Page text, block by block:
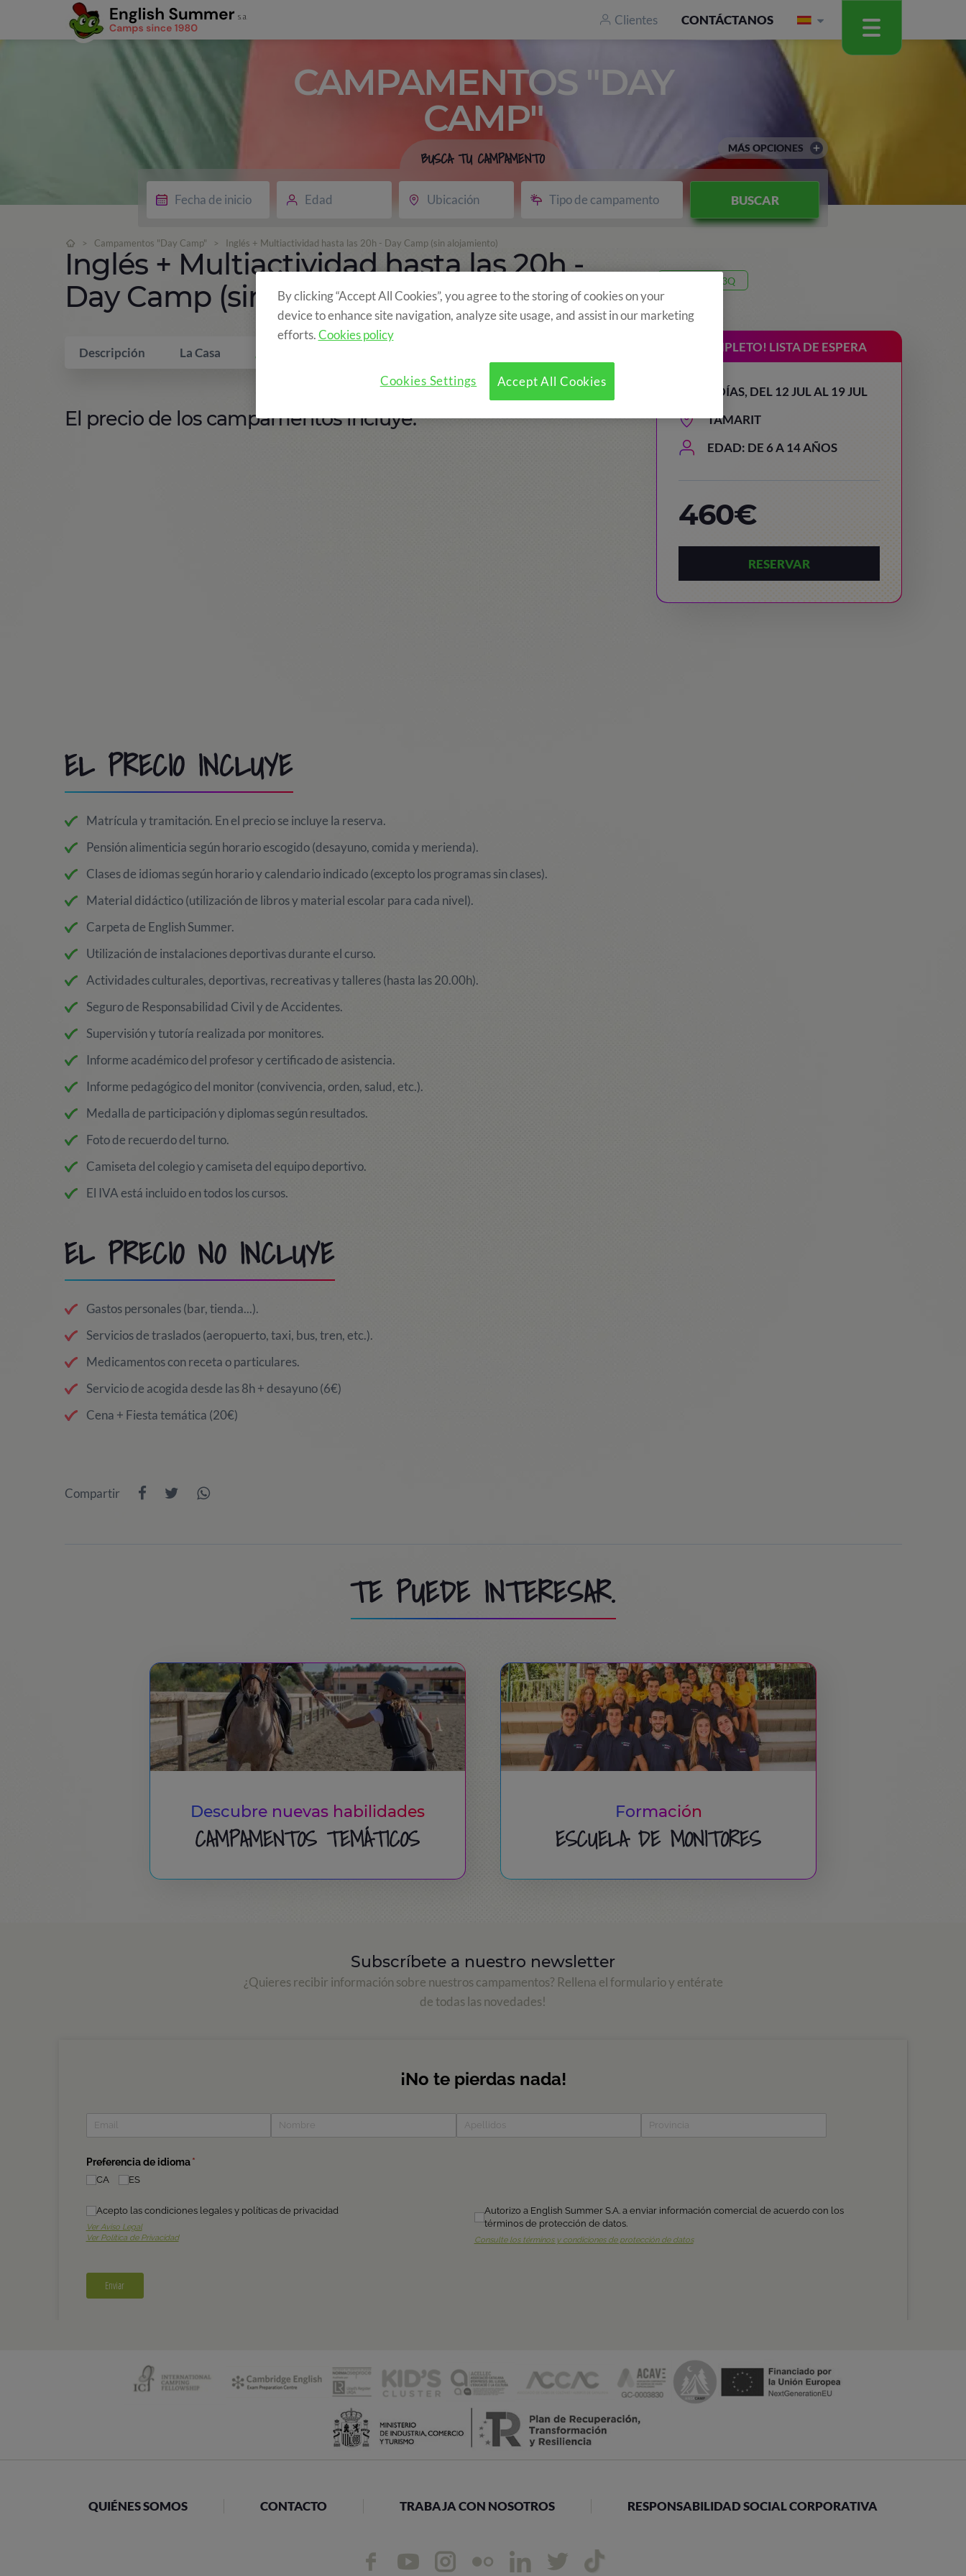
Clientes CONTÁCTANOS
CAMPAMENTOS "DAY
CAMP"
BUSCA TU CAMPAMENTO
Edad Ubicación Tipo de campamento BUSCAR
MÁS OPCIONES
> Campamentos "Day Camp" > Inglés + Multiactividad hasta las 20h - Day Camp (sin alojamiento)
Inglés + Multiactividad hasta las 20h -
Day Camp (sin alojamiento)
Código 26T3Q
Descripción La Casa ¡COMPLETO! LISTA DE ESPERA
8 DÍAS, DEL 12 JUL AL 19 JUL
TAMARIT
EDAD: DE 6 A 14 AÑOS
460€
RESERVAR
El precio de los campamentos incluye:
EL PRECIO INCLUYE
Matrícula y tramitación. En el precio se incluye la reserva.
Pensión alimenticia según horario escogido (desayuno, comida y merienda).
Clases de idiomas según horario y calendario indicado (excepto los programas sin clases).
Material didáctico (utilización de libros y material escolar para cada nivel).
Carpeta de English Summer.
Utilización de instalaciones deportivas durante el curso.
Actividades culturales, deportivas, recreativas y talleres (hasta las 20.00h).
Seguro de Responsabilidad Civil y de Accidentes.
Supervisión y tutoría realizada por monitores.
Informe académico del profesor y certificado de asistencia.
Informe pedagógico del monitor (convivencia, orden, salud, etc.).
Medalla de participación y diplomas según resultados.
Foto de recuerdo del turno.
Camiseta del colegio y camiseta del equipo deportivo.
El IVA está incluido en todos los cursos.
EL PRECIO NO INCLUYE
Gastos personales (bar, tienda...).
Servicios de traslados (aeropuerto, taxi, bus, tren, etc.).
Medicamentos con receta o particulares.
Servicio de acogida desde las 8h + desayuno (6€)
Cena + Fiesta temática (20€)
Compartir
TE PUEDE INTERESAR.
Descubre nuevas habilidades
CAMPAMENTOS TEMÁTICOS
Formación
ESCUELA DE MONITORES
Subscríbete a nuestro newsletter
¿Quieres recibir información sobre nuestros campamentos? Rellena el formulario y entérate
de todas las novedades!
QUIÉNES SOMOS CONTACTO TRABAJA CON NOSOTROS RESPONSABILIDAD SOCIAL CORPORATIVA
By clicking “Accept All Cookies”, you agree to the storing of cookies on your
device to enhance site navigation, analyze site usage, and assist in our marketing
efforts.Cookies policy
Accept All Cookies
Cookies Settings